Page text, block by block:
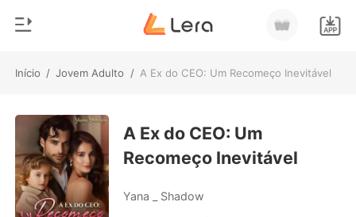
Início / Jovem Adulto / A Ex do CEO: Um Recomeço Inevitável0
Loja
Histórico
Gênero
Moderno
Lobisomem
A Ex do CEO: Um
Recomeço Inevitável
Yana _ Shadow